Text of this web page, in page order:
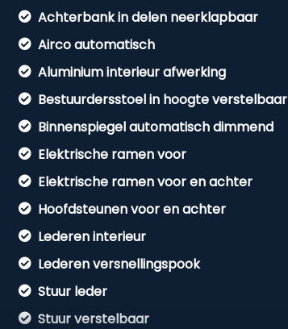
Achterbank in delen neerklapbaar
Airco automatisch
Aluminium interieur afwerking
Bestuurdersstoel in hoogte verstelbaar
Binnenspiegel automatisch dimmend
Elektrische ramen voor
Elektrische ramen voor en achter
Hoofdsteunen voor en achter
Lederen interieur
Lederen versnellingspook
Stuur leder
Stuur verstelbaar